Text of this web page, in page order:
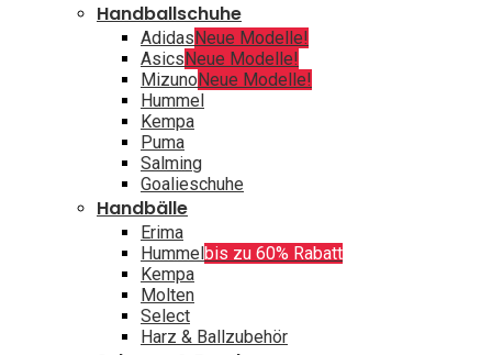
Handballschuhe
AdidasNeue Modelle!
AsicsNeue Modelle!
MizunoNeue Modelle!
Hummel
Kempa
Puma
Salming
Goalieschuhe
Handbälle
Erima
Hummelbis zu 60% Rabatt
Kempa
Molten
Select
Harz & Ballzubehör